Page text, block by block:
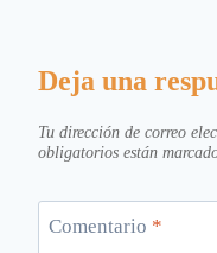
Deja una
Tu dirección de correo
obligatorios están
Comentario *